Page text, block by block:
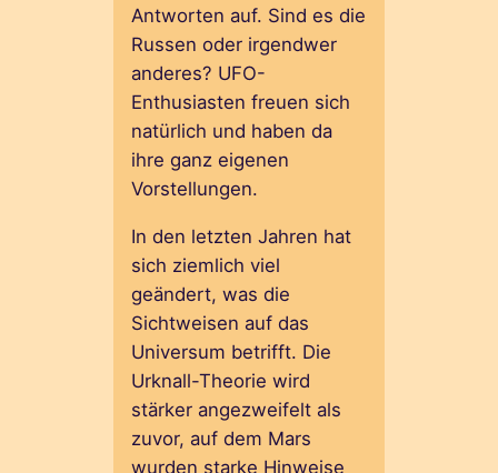
Antworten auf. Sind es die
Russen oder irgendwer
anderes? UFO-
Enthusiasten freuen sich
natürlich und haben da
ihre ganz eigenen
Vorstellungen.
In den letzten Jahren hat
sich ziemlich viel
geändert, was die
Sichtweisen auf das
Universum betrifft. Die
Urknall-Theorie wird
stärker angezweifelt als
zuvor, auf dem Mars
wurden starke Hinweise